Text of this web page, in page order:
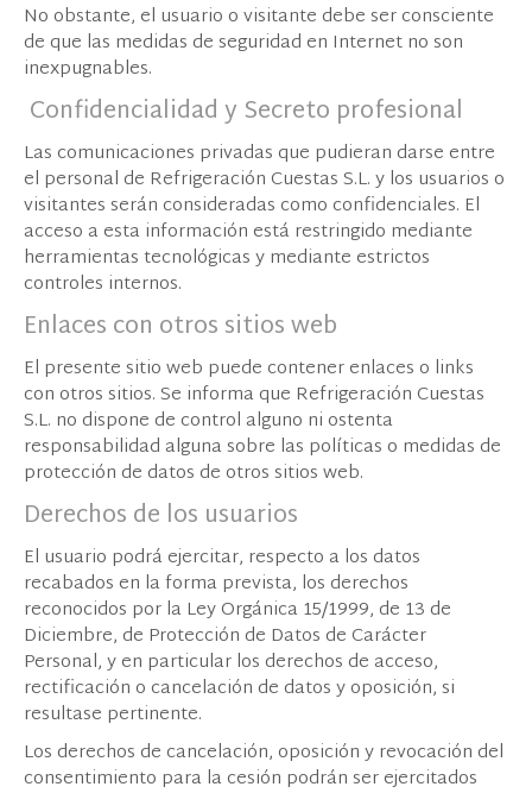
No obstante, el usuario o visitante debe ser consciente
de que las medidas de seguridad en Internet no son
inexpugnables.
Confidencialidad y Secreto profesional
Las comunicaciones privadas que pudieran darse entre
el personal de Refrigeración Cuestas S.L. y los usuarios o
visitantes serán consideradas como confidenciales. El
acceso a esta información está restringido mediante
herramientas tecnológicas y mediante estrictos
controles internos.
Enlaces con otros sitios web
El presente sitio web puede contener enlaces o links
con otros sitios. Se informa que Refrigeración Cuestas
S.L. no dispone de control alguno ni ostenta
responsabilidad alguna sobre las políticas o medidas de
protección de datos de otros sitios web.
Derechos de los usuarios
El usuario podrá ejercitar, respecto a los datos
recabados en la forma prevista, los derechos
reconocidos por la Ley Orgánica 15/1999, de 13 de
Diciembre, de Protección de Datos de Carácter
Personal, y en particular los derechos de acceso,
rectificación o cancelación de datos y oposición, si
resultase pertinente.
Los derechos de cancelación, oposición y revocación del
consentimiento para la cesión podrán ser ejercitados